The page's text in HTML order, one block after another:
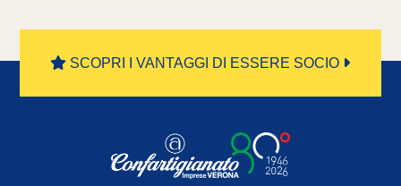
SCOPRI I VANTAGGI DI ESSERE SOCIO